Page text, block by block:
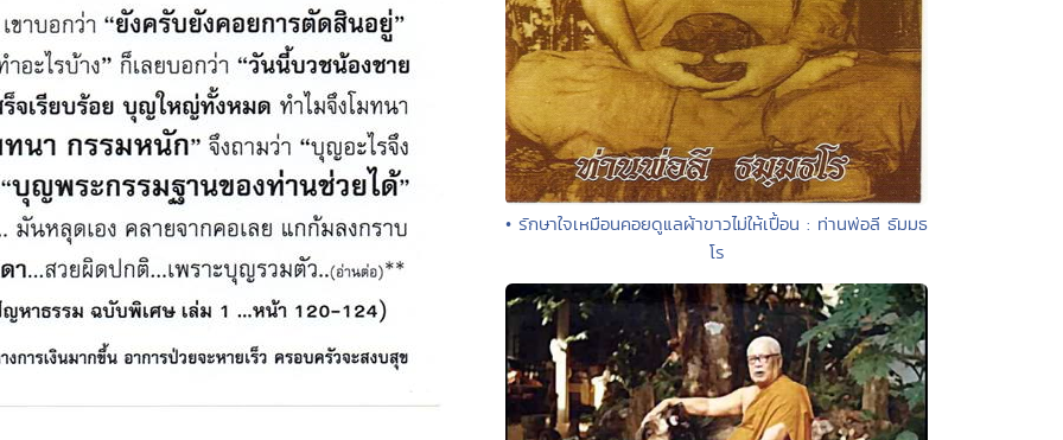
• รักษาใจเหมือนคอยดูแลผ้าขาวไม่ให้เปื้อน : ท่านพ่อลี ธัมมธ
โร